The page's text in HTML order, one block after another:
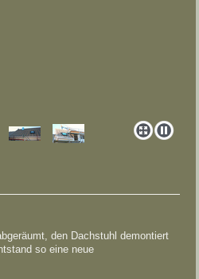
den Dachstuhl demontiert
so eine neue